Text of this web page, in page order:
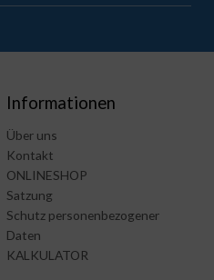
Informationen
Über uns
Kontakt
ONLINESHOP
Satzung
Schutz personenbezogener
Daten
KALKULATOR